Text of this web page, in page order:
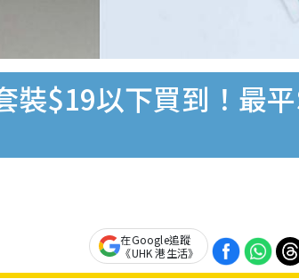
裝$19以下買到！最
在Google追蹤
《UHK 港生活》